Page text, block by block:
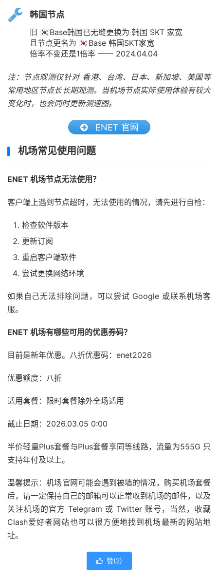
韩国节点
旧 🇰🇷Base韩国已无缝更换为 韩国 SKT 家宽
且节点更名为 🇰🇷Base 韩国SKT家宽
倍率不变还是1倍率 —— 2024.04.04
注：节点观测仅针对 香港、台湾、日本、新加坡、美国等
常用地区节点长长期观测。当机场节点实际使用体验有较大
变化时，也会同时更新测速图。
ENET 官网
机场常见使用问题
ENET 机场节点无法使用？
客户端上遇到节点超时，无法使用的情况，请先进行自检：
检查软件版本
更新订阅
重启客户端软件
尝试更换网络环境
如果自己无法排除问题，可以尝试 Google 或联系机场客
服。
ENET 机场有哪些可用的优惠券码？
目前是新年优惠。八折优惠码：enet2026
优惠额度：八折
适用套餐：限时套餐除外全场适用
截止日期：2026.03.05 0:00
半价轻量Plus套餐与Plus套餐享同等线路，流量为555G 只
支持年付及以上。
温馨提示：机场官网可能会遇到被墙的情况，购买机场套餐
后，请一定保持自己的邮箱可以正常收到机场的邮件，以及
关注机场的官方 Telegram 或 Twitter 账号，当然，收藏
Clash爱好者网站也可以很方便地找到机场最新的网站地
址。
 赞(2)